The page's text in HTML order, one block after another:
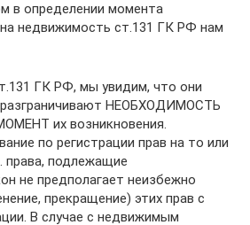
в определении момента
недвижимость ст.131 ГК РФ нам
ГК РФ, мы увидим, что они
разграничивают НЕОБХОДИМОСТЬ
их возникновения.
по регистрации прав на то или
права, подлежащие
не предполагает неизбежно
прекращение) этих прав с
В случае с недвижимым